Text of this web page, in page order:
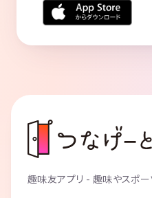
趣味友アプリ - 趣味やスポー